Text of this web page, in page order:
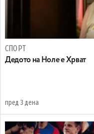
СПОРТ
Дедото на Ноле е Хрват
пред 3 дена